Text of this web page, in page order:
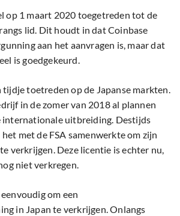
op 1 maart 2020 toegetreden tot de
lid. Dit houdt in dat Coinbase
aan het aanvragen is, maar dat
is goedgekeurd.
tijdje toetreden op de Japanse markten.
in de zomer van 2018 al plannen
internationale uitbreiding. Destijds
met de FSA samenwerkte om zijn
verkrijgen. Deze licentie is echter nu,
niet verkregen.
om een
in Japan te verkrijgen. Onlangs